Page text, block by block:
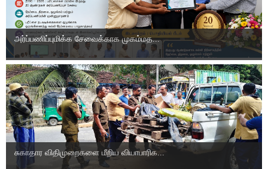
அர்ப்பணிப்புமிக்க சேவைக்காக முகம்மத...
சுகாதார விதிமுறைகளை மீறிய வியாபாரிக...